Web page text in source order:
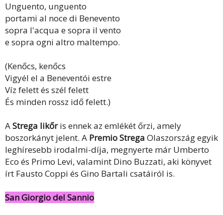
Unguento, unguento
portami al noce di Benevento
sopra l'acqua e sopra il vento
e sopra ogni altro maltempo.
(Kenőcs, kenőcs
Vigyél el a Beneventói estre
Víz felett és szél felett
És minden rossz idő felett.)
AStrega likőris ennek az emlékét őrzi, amely
boszorkányt jelent. A Premio Strega Olaszország egyik
leghíresebb irodalmi-díja, megnyerte már Umberto
Eco és Primo Levi, valamint Dino Buzzati, aki könyvet
írt Fausto Coppi és Gino Bartali csatáiról is.
San Giorgio del Sannio